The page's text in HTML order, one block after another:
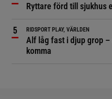
Ryttare förd till sjukhus
RIDSPORT PLAY, VÄRLDEN
Alf låg fast i djup grop
komma